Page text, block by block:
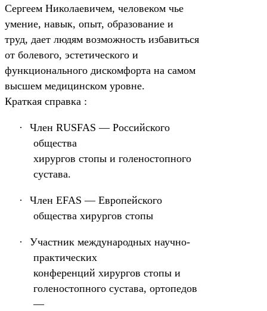
Сергеем Николаевичем, человеком чье
умение, навык, опыт, образование и
труд, дает людям возможность избавиться
от болевого, эстетического и
функционального дискомфорта на самом
высшем медицинском уровне.
Краткая справка :
·
Член RUSFAS — Российского
общества
хирургов стопы и голеностопного
сустава.
·
Член EFAS — Европейского
общества хирургов стопы
·
Участник международных научно-
практических
конференций хирургов стопы и
голеностопного сустава, ортопедов
—